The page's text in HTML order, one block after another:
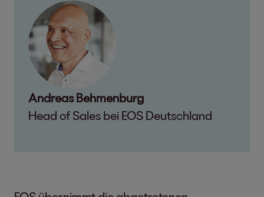
Andreas Behmenburg
Head of Sales bei EOS Deutschland